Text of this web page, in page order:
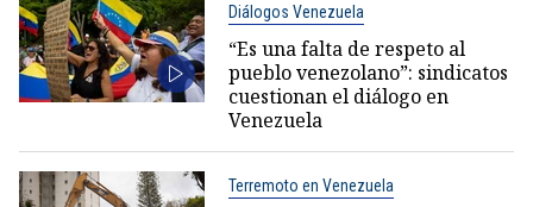
Diálogos Venezuela
“Es una falta de respeto al
pueblo venezolano”: sindicatos
cuestionan el diálogo en
Venezuela
Terremoto en Venezuela